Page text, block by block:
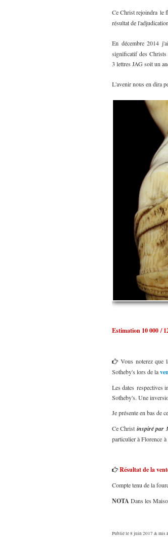
Ce Christ rejoindra le
résultat de
En décembre 2014
significatif des Christs
3 lettres JAG soit un
L'avenir nous en dira
Estimation 10 000 /
Vous noterez que
Sotheby's lors de la
Les dates respectives
Sotheby's. Une
Je présente en bas de
Ce Christ inspiré par
particulier à Florence
Résultat de la
Compte tenu de la
NOTA Dans les
Publié le 8 juin 2017 & mis